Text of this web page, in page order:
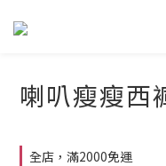
喇叭瘦瘦西
全店，滿2000免運